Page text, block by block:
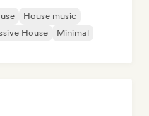
House music
House
Minimal